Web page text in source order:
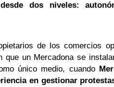
desde dos niveles:
de los comercios
que un Mercadona se
único medio, cuando
en gestionar